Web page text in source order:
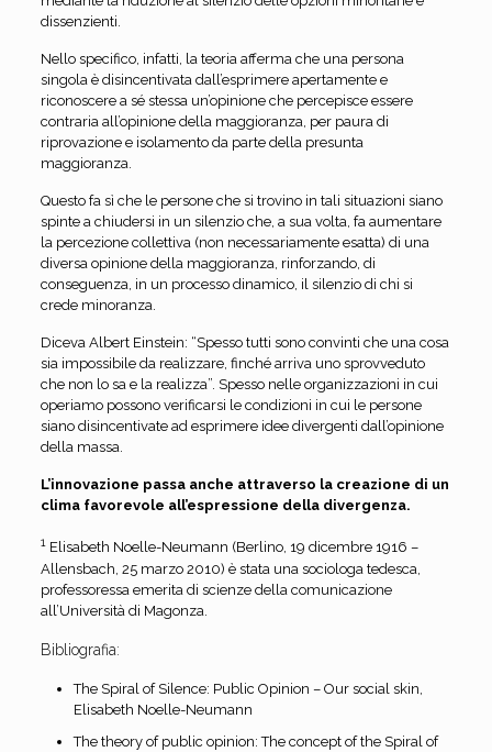
dissenzienti.
Nello specifico, infatti, la teoria afferma che una persona
singola è disincentivata dall’esprimere apertamente e
riconoscere a sé stessa un’opinione che percepisce essere
contraria all’opinione della maggioranza, per paura di
riprovazione e isolamento da parte della presunta
maggioranza.
Questo fa sì che le persone che si trovino in tali situazioni siano
spinte a chiudersi in un silenzio che, a sua volta, fa aumentare
la percezione collettiva (non necessariamente esatta) di una
diversa opinione della maggioranza, rinforzando, di
conseguenza, in un processo dinamico, il silenzio di chi si
crede minoranza.
Diceva Albert Einstein: “Spesso tutti sono convinti che una cosa
sia impossibile da realizzare, finché arriva uno sprovveduto
che non lo sa e la realizza”. Spesso nelle organizzazioni in cui
operiamo possono verificarsi le condizioni in cui le persone
siano disincentivate ad esprimere idee divergenti dall’opinione
della massa.
L’innovazione passa anche attraverso la creazione di un
clima favorevole all’espressione della divergenza.
1Elisabeth Noelle-Neumann (Berlino, 19 dicembre 1916 –
Allensbach, 25 marzo 2010) è stata una sociologa tedesca,
professoressa emerita di scienze della comunicazione
all’Università di Magonza.
Bibliografia:
The Spiral of Silence: Public Opinion – Our social skin,
Elisabeth Noelle-Neumann
The theory of public opinion: The concept of the Spiral of